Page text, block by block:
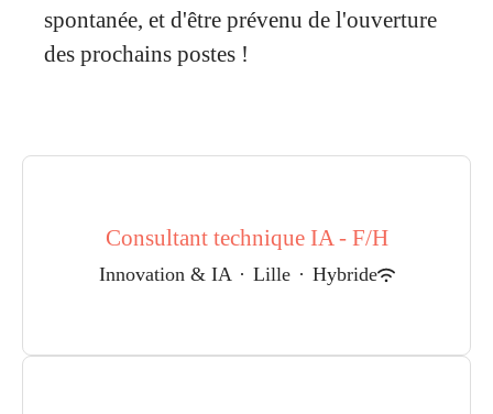
spontanée, et d'être prévenu de l'ouverture
des prochains postes !
Consultant technique IA - F/H
Innovation & IA · Lille · Hybride